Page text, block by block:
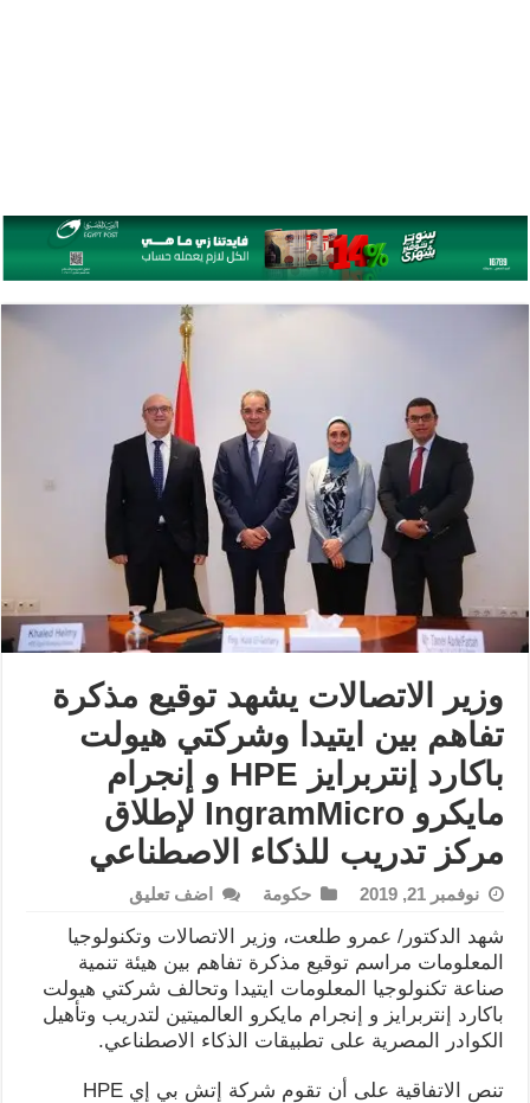
وزير الاتصالات يشهد توقيع مذكرة
تفاهم بين ايتيدا وشركتي هيولت
باكارد إنتربرايز HPE و إنجرام
مايكرو IngramMicro لإطلاق
مركز تدريب للذكاء الاصطناعي
نوفمبر 21, 2019 حكومة اضف تعليق
شهد الدكتور/ عمرو طلعت، وزير الاتصالات وتكنولوجيا
المعلومات مراسم توقيع مذكرة تفاهم بين هيئة تنمية
صناعة تكنولوجيا المعلومات ايتيدا وتحالف شركتي هيولت
باكارد إنتربرايز و إنجرام مايكرو العالميتين لتدريب وتأهيل
الكوادر المصرية على تطبيقات الذكاء الاصطناعي.
تنص الاتفاقية على أن تقوم شركة إتش بي إي HPE